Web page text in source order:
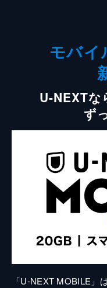
モバ
U-NEXTな
ず
「U-NEXT MOBILE」